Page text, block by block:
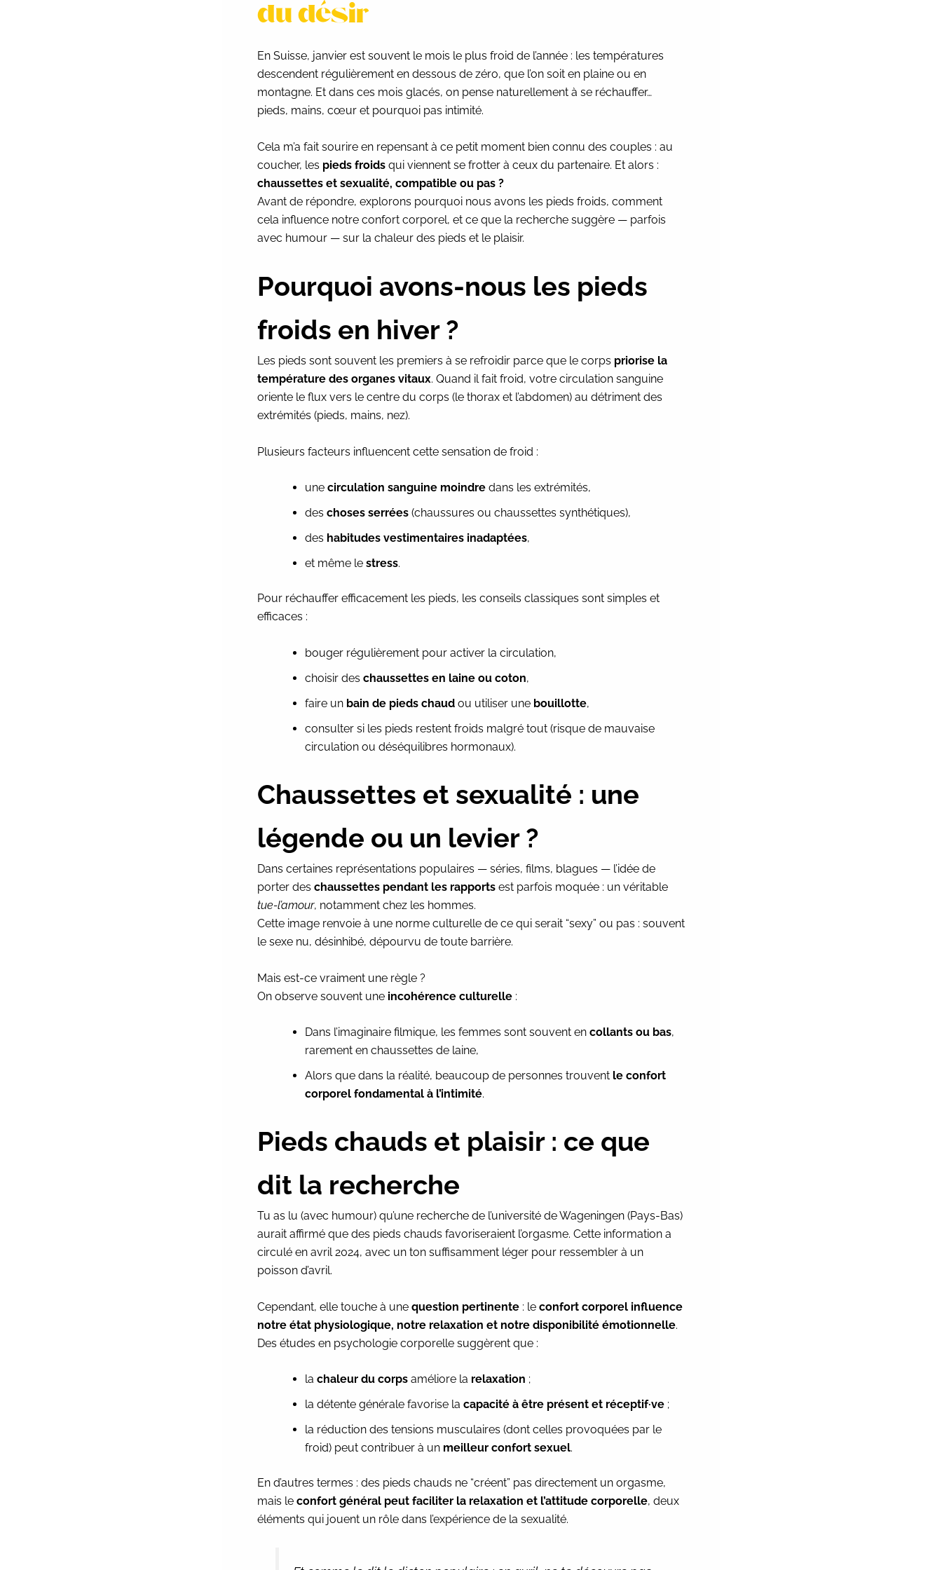
du désir
En Suisse, janvier est souvent le mois le plus froid de l’année : les températures
descendent régulièrement en dessous de zéro, que l’on soit en plaine ou en
montagne. Et dans ces mois glacés, on pense naturellement à se réchauffer…
pieds, mains, cœur et pourquoi pas intimité.
Cela m’a fait sourire en repensant à ce petit moment bien connu des couples : au
coucher, les pieds froids qui viennent se frotter à ceux du partenaire. Et alors :
chaussettes et sexualité, compatible ou pas ?
Avant de répondre, explorons pourquoi nous avons les pieds froids, comment
cela influence notre confort corporel, et ce que la recherche suggère — parfois
avec humour — sur la chaleur des pieds et le plaisir.
Pourquoi avons-nous les pieds
froids en hiver ?
Les pieds sont souvent les premiers à se refroidir parce que le corps priorise la
température des organes vitaux. Quand il fait froid, votre circulation sanguine
oriente le flux vers le centre du corps (le thorax et l’abdomen) au détriment des
extrémités (pieds, mains, nez).
Plusieurs facteurs influencent cette sensation de froid :
une circulation sanguine moindre dans les extrémités,
des choses serrées (chaussures ou chaussettes synthétiques),
des habitudes vestimentaires inadaptées,
et même le stress.
Pour réchauffer efficacement les pieds, les conseils classiques sont simples et
efficaces :
bouger régulièrement pour activer la circulation,
choisir des chaussettes en laine ou coton,
faire un bain de pieds chaud ou utiliser une bouillotte,
consulter si les pieds restent froids malgré tout (risque de mauvaise
circulation ou déséquilibres hormonaux).
Chaussettes et sexualité : une
légende ou un levier ?
Dans certaines représentations populaires — séries, films, blagues — l’idée de
porter des chaussettes pendant les rapports est parfois moquée : un véritable
tue-l’amour, notamment chez les hommes.
Cette image renvoie à une norme culturelle de ce qui serait “sexy” ou pas : souvent
le sexe nu, désinhibé, dépourvu de toute barrière.
Mais est-ce vraiment une règle ?
On observe souvent une incohérence culturelle :
Dans l’imaginaire filmique, les femmes sont souvent en collants ou bas,
rarement en chaussettes de laine,
Alors que dans la réalité, beaucoup de personnes trouvent le confort
corporel fondamental à l’intimité.
Pieds chauds et plaisir : ce que
dit la recherche
Tu as lu (avec humour) qu’une recherche de l’université de Wageningen (Pays-Bas)
aurait affirmé que des pieds chauds favoriseraient l’orgasme. Cette information a
circulé en avril 2024, avec un ton suffisamment léger pour ressembler à un
poisson d’avril.
Cependant, elle touche à une question pertinente : le confort corporel influence
notre état physiologique, notre relaxation et notre disponibilité émotionnelle.
Des études en psychologie corporelle suggèrent que :
la chaleur du corps améliore la relaxation ;
la détente générale favorise la capacité à être présent et réceptif·ve ;
la réduction des tensions musculaires (dont celles provoquées par le
froid) peut contribuer à un meilleur confort sexuel.
En d’autres termes : des pieds chauds ne “créent” pas directement un orgasme,
mais le confort général peut faciliter la relaxation et l’attitude corporelle, deux
éléments qui jouent un rôle dans l’expérience de la sexualité.